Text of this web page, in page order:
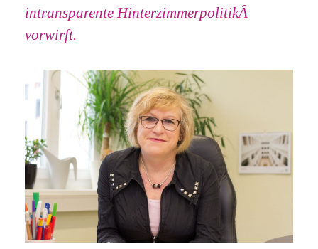
intransparente HinterzimmerpolitikÂ
vorwirft.